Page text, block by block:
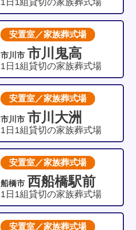
1日1組貸切の家族葬式場
安置室／家族葬式場
市川市 市川鬼高
1日1組貸切の家族葬式場
安置室／家族葬式場
市川市 市川大洲
1日1組貸切の家族葬式場
安置室／家族葬式場
船橋市 西船橋駅前
1日1組貸切の家族葬式場
安置室／家族葬式場